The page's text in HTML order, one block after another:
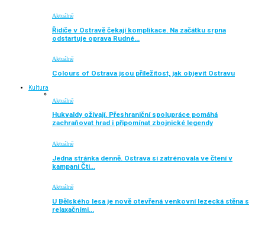
Aktuálně
Řidiče v Ostravě čekají komplikace. Na začátku srpna
odstartuje oprava Rudné…
Aktuálně
Colours of Ostrava jsou příležitost, jak objevit Ostravu
Kultura
Aktuálně
Hukvaldy ožívají. Přeshraniční spolupráce pomáhá
zachraňovat hrad i připomínat zbojnické legendy
Aktuálně
Jedna stránka denně. Ostrava si zatrénovala ve čtení v
kampani Čti…
Aktuálně
U Bělského lesa je nově otevřená venkovní lezecká stěna s
relaxačními…